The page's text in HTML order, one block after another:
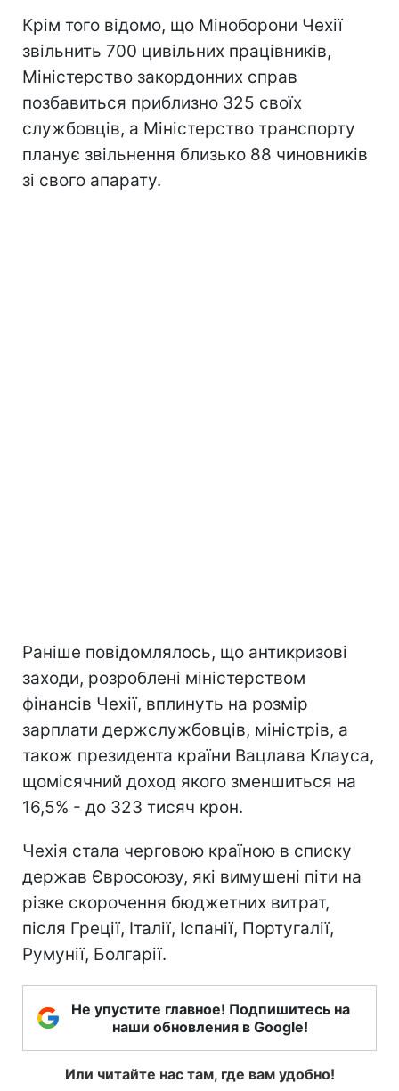
Крім того відомо, що Міноборони Чехії
звільнить 700 цивільних працівників,
Міністерство закордонних справ
позбавиться приблизно 325 своїх
службовців, а Міністерство транспорту
планує звільнення близько 88 чиновників
зі свого апарату.
Раніше повідомлялось, що антикризові
заходи, розроблені міністерством
фінансів Чехії, вплинуть на розмір
зарплати держслужбовців, міністрів, а
також президента країни Вацлава Клауса,
щомісячний доход якого зменшиться на
16,5% - до 323 тисяч крон.
Чехія стала черговою країною в списку
держав Євросоюзу, які вимушені піти на
різке скорочення бюджетних витрат,
після Греції, Італії, Іспанії, Португалії,
Румунії, Болгарії.
Не упустите главное! Подпишитесь на
наши обновления в Google!
Или читайте нас там, где вам удобно!